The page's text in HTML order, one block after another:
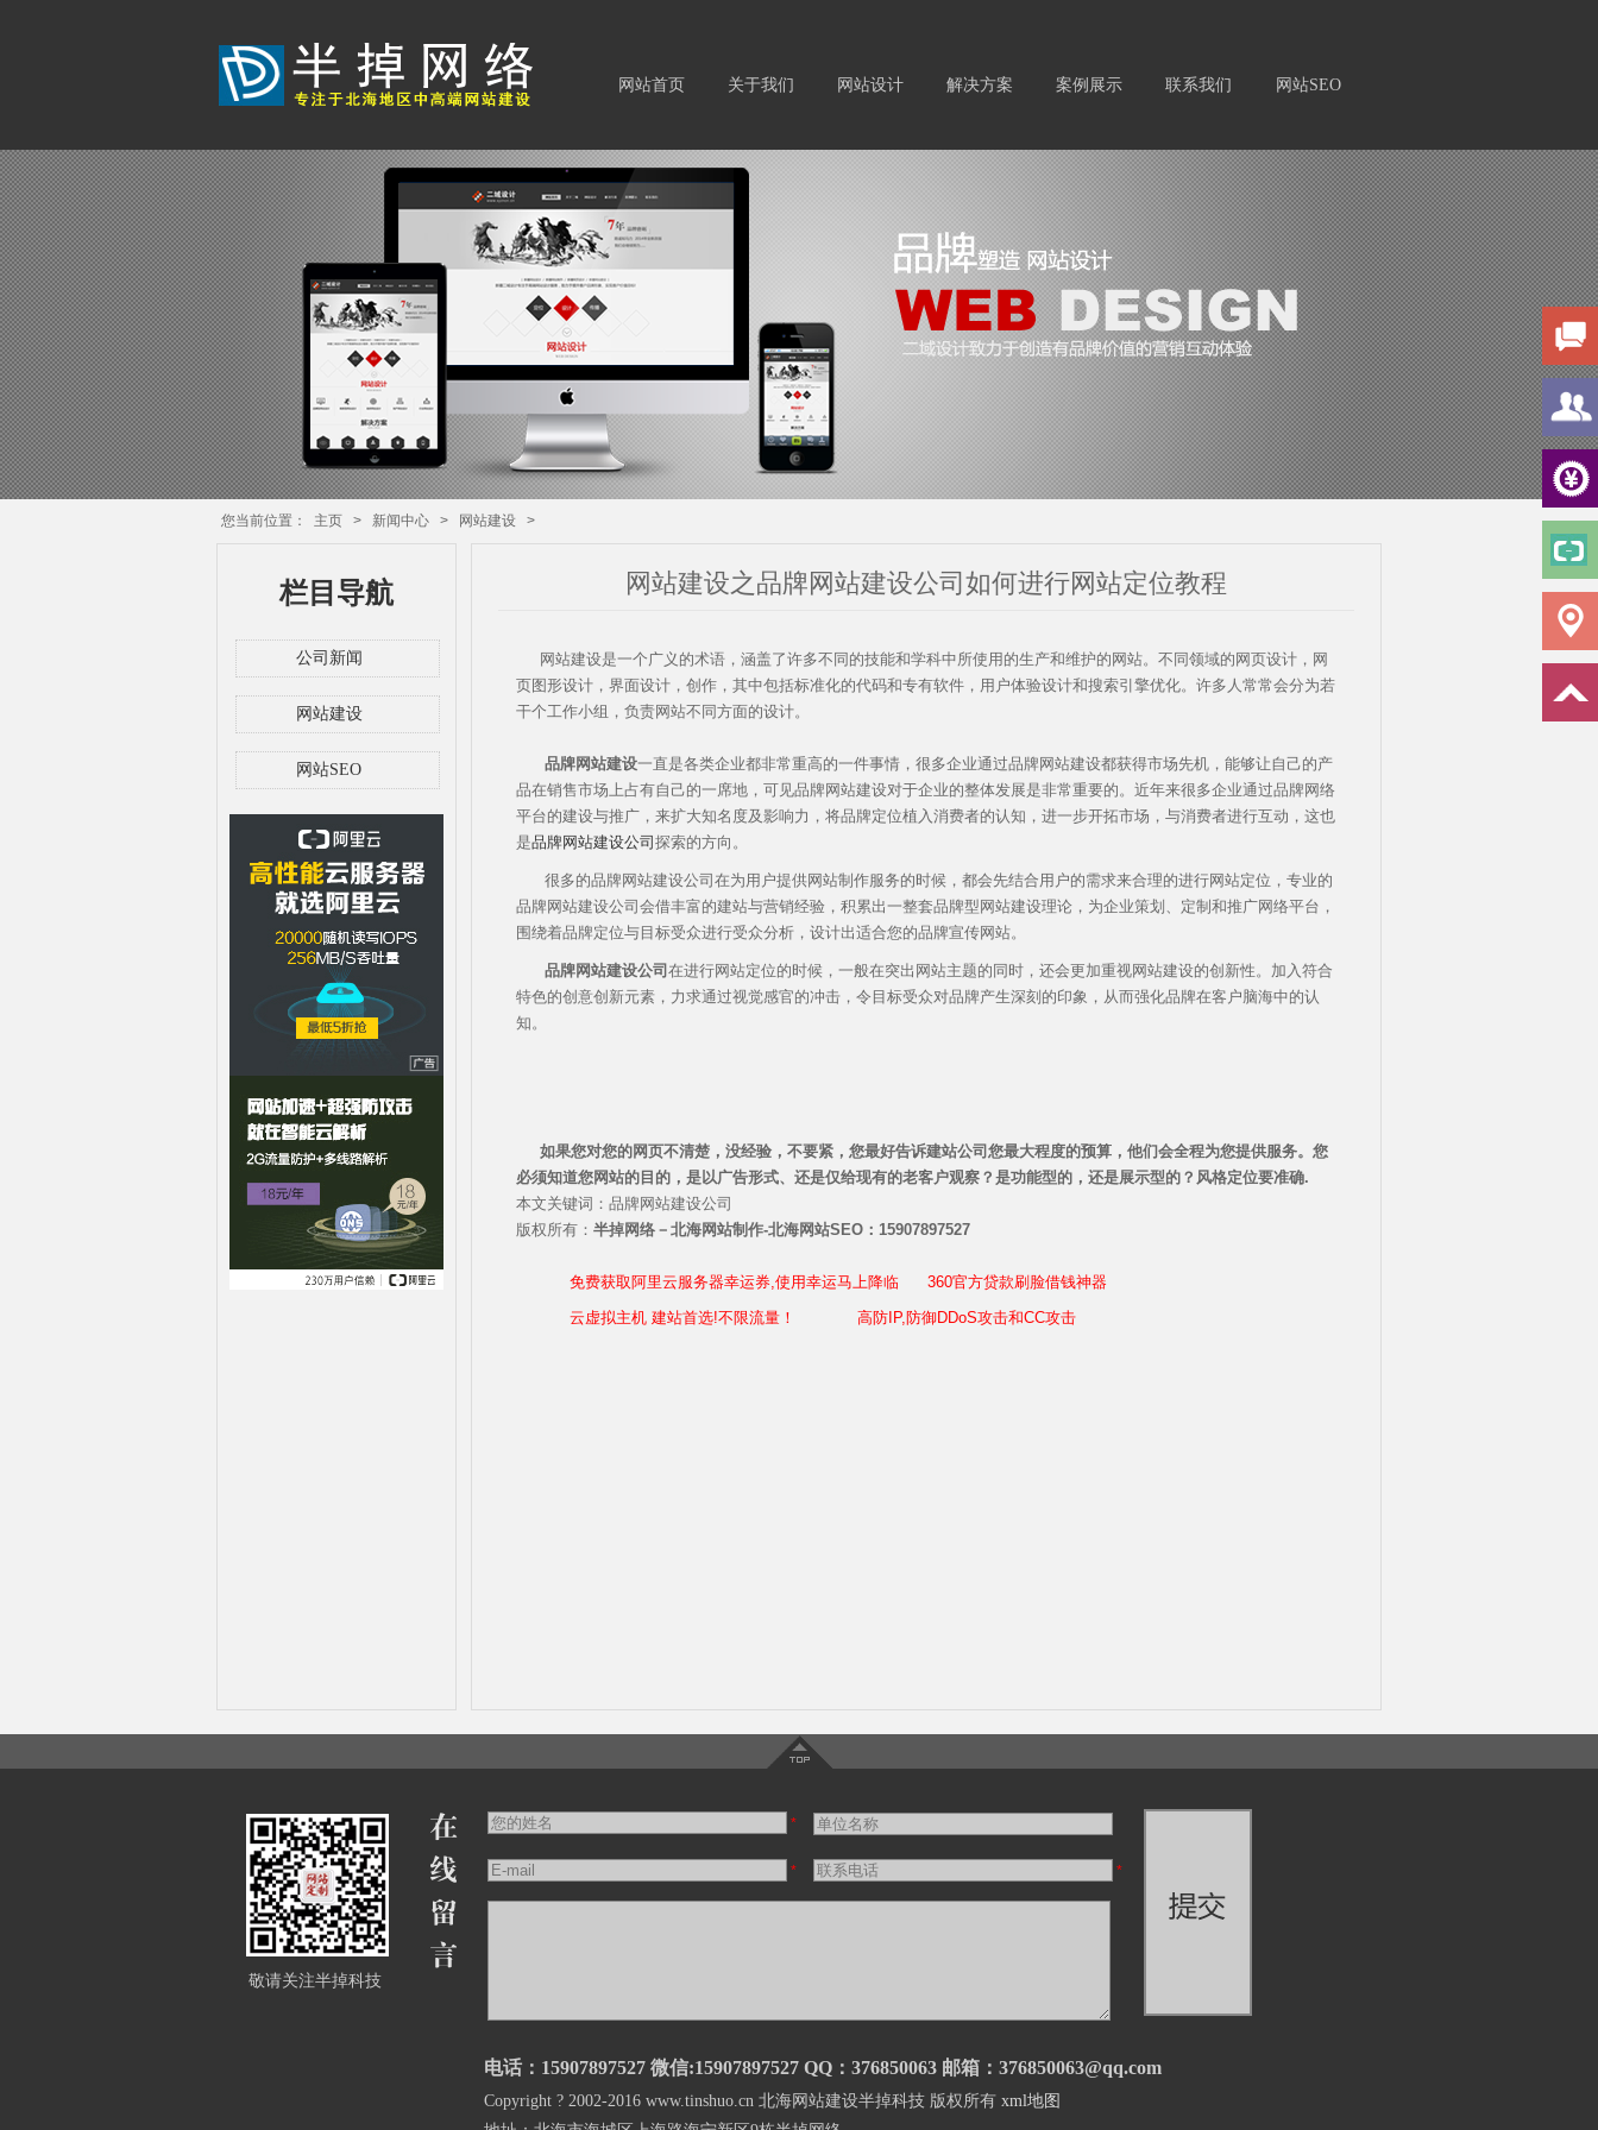
网站首页 关于我们 网站设计 解决方案 案例展示 联系我们 网站SEO
您当前位置： 主页 > 新闻中心 > 网站建设 >
栏目导航
公司新闻
网站建设
网站SEO
网站建设之品牌网站建设公司如何进行网站定位教程
网站建设是一个广义的术语，涵盖了许多不同的技能和学科中所使用的生产和维护的网站。不同领域的网页设计，网
页图形设计，界面设计，创作，其中包括标准化的代码和专有软件，用户体验设计和搜索引擎优化。许多人常常会分为若
干个工作小组，负责网站不同方面的设计。
品牌网站建设一直是各类企业都非常重高的一件事情，很多企业通过品牌网站建设都获得市场先机，能够让自己的产
品在销售市场上占有自己的一席地，可见品牌网站建设对于企业的整体发展是非常重要的。近年来很多企业通过品牌网络
平台的建设与推广，来扩大知名度及影响力，将品牌定位植入消费者的认知，进一步开拓市场，与消费者进行互动，这也
是品牌网站建设公司 探索的方向。
很多的品牌网站建设公司在为用户提供网站制作服务的时候，都会先结合用户的需求来合理的进行网站定位，专业的
品牌网站建设公司会借丰富的建站与营销经验，积累出一整套品牌型网站建设理论，为企业策划、定制和推广网络平台，
围绕着品牌定位与目标受众进行受众分析，设计出适合您的品牌宣传网站。
品牌网站建设公司 在进行网站定位的时候，一般在突出网站主题的同时，还会更加重视网站建设的创新性。加入符合
特色的创意创新元素，力求通过视觉感官的冲击，令目标受众对品牌产生深刻的印象，从而强化品牌在客户脑海中的认
知。
如果您对您的网页不清楚，没经验，不要紧，您最好告诉建站公司您最大程度的预算，他们会全程为您提供服务。您
必须知道您网站的目的，是以广告形式、还是仅给现有的老客户观察？是功能型的，还是展示型的？风格定位要准确.
本文关键词：品牌网站建设公司
版权所有： 半掉网络－北海网站制作-北海网站SEO：15907897527
免费获取阿里云服务器幸运券,使用幸运马上降临
360官方贷款刷脸借钱神器
云虚拟主机 建站首选!不限流量！
高防IP,防御DDoS攻击和CC攻击
敬请关注半掉科技
*
* *
电话：15907897527 微信:15907897527 QQ：376850063 邮箱： 376850063@qq.com
Copyright ? 2002-2016 www.tinshuo.cn 北海网站建设半掉科技 版权所有 xml地图